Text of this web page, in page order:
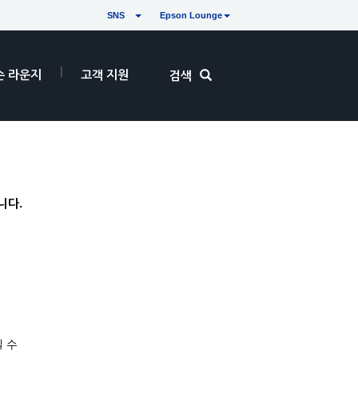
SNS Epson Lounge
라운지 고객 지원 검색
다.
수